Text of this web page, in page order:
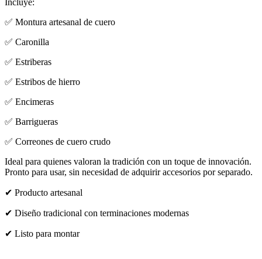
✅ Montura artesanal de cuero
✅ Caronilla
✅ Estriberas
✅ Estribos de hierro
✅ Encimeras
✅ Barrigueras
✅ Correones de cuero crudo
Ideal para quienes valoran la tradición con un toque de innovación.
Pronto para usar, sin necesidad de adquirir accesorios por separado.
✔ Producto artesanal
✔ Diseño tradicional con terminaciones modernas
✔ Listo para montar